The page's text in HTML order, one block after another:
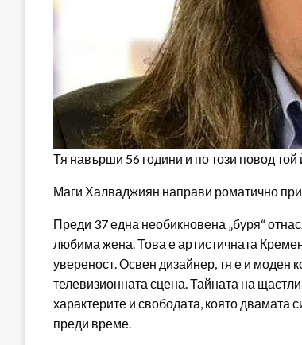
Тя навърши 56 години и по този повод
Маги Халваджиян направи роматично
Преди 37 една необикновена „буря“
любима жена. Това е артистичната
увереност. Освен дизайнер, тя е и моден
телевизионната сцена. Тайната на
характерите и свободата, която двамата
преди време.